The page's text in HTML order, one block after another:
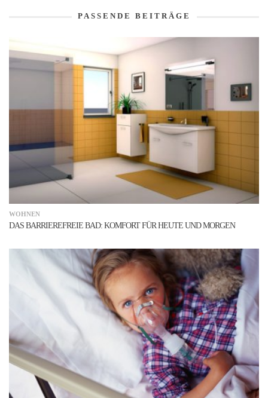
PASSENDE BEITRÄGE
WOHNEN
DAS BARRIEREFREIE BAD: KOMFORT FÜR HEUTE UND MORGEN